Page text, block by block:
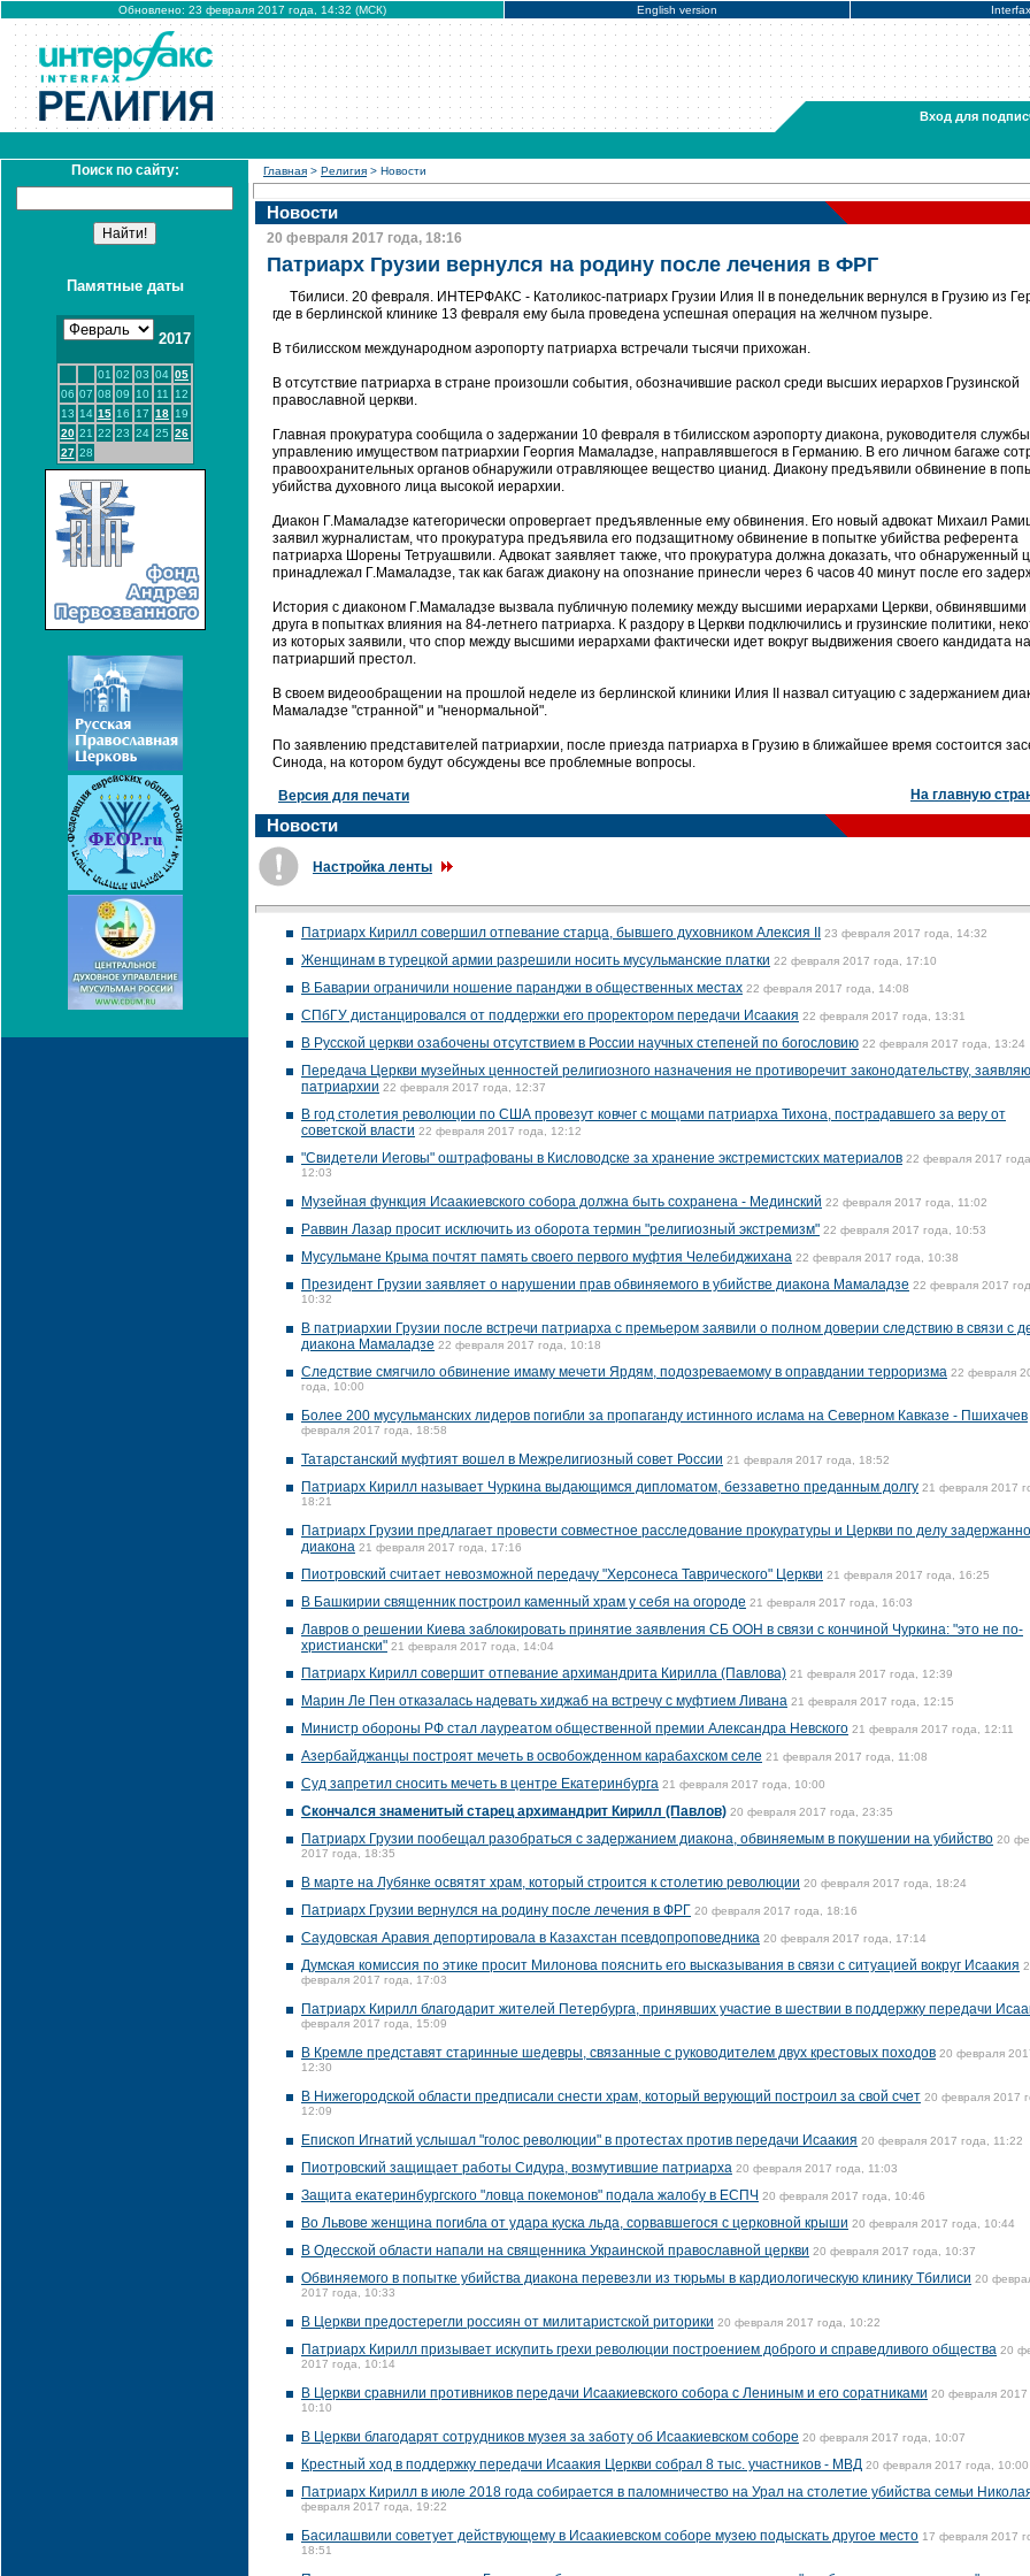
Обновлено: 23 февраля 2017 года, 14:32 (МСК) English version
Вход для
Поиск по сайту:
Памятные даты
2017
01 02 03 04 05
06 07 08 09 10 11
12
13 14 15 16 17 18 19
20 21 22 23 24 25 26
27 28
Главная > Религия > Новости
Новости
20 февраля 2017 года, 18:16
Патриарх Грузии вернулся на родину после лечения в ФРГ
Тбилиси. 20 февраля. ИНТЕРФАКС - Католикос-патриарх Грузии Илия II в понедельник вернулся в Грузию из
где в берлинской клинике 13 февраля ему была проведена успешная операция на желчном пузыре.
В тбилисском международном аэропорту патриарха встречали тысячи прихожан.
В отсутствие патриарха в стране произошли события, обозначившие раскол среди высших иерархов Грузинской
православной церкви.
Главная прокуратура сообщила о задержании 10 февраля в тбилисском аэропорту диакона, руководителя
управлению имуществом патриархии Георгия Мамаладзе, направлявшегося в Германию. В его личном багаже
правоохранительных органов обнаружили отравляющее вещество цианид. Диакону предъявили обвинение в
убийства духовного лица высокой иерархии.
Диакон Г.Мамаладзе категорически опровергает предъявленные ему обвинения. Его новый адвокат Михаил
заявил журналистам, что прокуратура предъявила его подзащитному обвинение в попытке убийства референта
патриарха Шорены Тетруашвили. Адвокат заявляет также, что прокуратура должна доказать, что обнаруженный
принадлежал Г.Мамаладзе, так как багаж диакону на опознание принесли через 6 часов 40 минут после его
История с диаконом Г.Мамаладзе вызвала публичную полемику между высшими иерархами Церкви, обвинявшими
друга в попытках влияния на 84-летнего патриарха. К раздору в Церкви подключились и грузинские политики,
из которых заявили, что спор между высшими иерархами фактически идет вокруг выдвижения своего кандидата на
патриарший престол.
В своем видеообращении на прошлой неделе из берлинской клиники Илия II назвал ситуацию с задержанием
Мамаладзе "странной" и "ненормальной".
По заявлению представителей патриархии, после приезда патриарха в Грузию в ближайшее время состоится
Синода, на котором будут обсуждены все проблемные вопросы.
Версия для печати На главную
Новости
Настройка ленты
Патриарх Кирилл совершил отпевание старца, бывшего духовником Алексия II 23 февраля 2017 года, 14:32
Женщинам в турецкой армии разрешили носить мусульманские платки 22 февраля 2017 года, 17:10
В Баварии ограничили ношение паранджи в общественных местах 22 февраля 2017 года, 14:08
СПбГУ дистанцировался от поддержки его проректором передачи Исаакия 22 февраля 2017 года, 13:31
В Русской церкви озабочены отсутствием в России научных степеней по богословию 22 февраля 2017 года, 13:24
Передача Церкви музейных ценностей религиозного назначения не противоречит законодательству,
патриархии 22 февраля 2017 года, 12:37
В год столетия революции по США провезут ковчег с мощами патриарха Тихона, пострадавшего за веру от
советской власти 22 февраля 2017 года, 12:12
"Свидетели Иеговы" оштрафованы в Кисловодске за хранение экстремистских материалов 22 февраля 2017 года,
12:03
Музейная функция Исаакиевского собора должна быть сохранена - Мединский 22 февраля 2017 года, 11:02
Раввин Лазар просит исключить из оборота термин "религиозный экстремизм" 22 февраля 2017 года, 10:53
Мусульмане Крыма почтят память своего первого муфтия Челебиджихана 22 февраля 2017 года, 10:38
Президент Грузии заявляет о нарушении прав обвиняемого в убийстве диакона Мамаладзе 22 февраля 2017
10:32
В патриархии Грузии после встречи патриарха с премьером заявили о полном доверии следствию в связи с
диакона Мамаладзе 22 февраля 2017 года, 10:18
Следствие смягчило обвинение имаму мечети Ярдям, подозреваемому в оправдании терроризма 22 февраля
года, 10:00
Более 200 мусульманских лидеров погибли за пропаганду истинного ислама на Северном Кавказе - Пшихачев
февраля 2017 года, 18:58
Татарстанский муфтият вошел в Межрелигиозный совет России 21 февраля 2017 года, 18:52
Патриарх Кирилл называет Чуркина выдающимся дипломатом, беззаветно преданным долгу 21 февраля 2017
18:21
Патриарх Грузии предлагает провести совместное расследование прокуратуры и Церкви по делу
диакона 21 февраля 2017 года, 17:16
Пиотровский считает невозможной передачу "Херсонеса Таврического" Церкви 21 февраля 2017 года, 16:25
В Башкирии священник построил каменный храм у себя на огороде 21 февраля 2017 года, 16:03
Лавров о решении Киева заблокировать принятие заявления СБ ООН в связи с кончиной Чуркина: "это не по-
христиански" 21 февраля 2017 года, 14:04
Патриарх Кирилл совершит отпевание архимандрита Кирилла (Павлова) 21 февраля 2017 года, 12:39
Марин Ле Пен отказалась надевать хиджаб на встречу с муфтием Ливана 21 февраля 2017 года, 12:15
Министр обороны РФ стал лауреатом общественной премии Александра Невского 21 февраля 2017 года, 12:11
Азербайджанцы построят мечеть в освобожденном карабахском селе 21 февраля 2017 года, 11:08
Суд запретил сносить мечеть в центре Екатеринбурга 21 февраля 2017 года, 10:00
Скончался знаменитый старец архимандрит Кирилл (Павлов) 20 февраля 2017 года, 23:35
Патриарх Грузии пообещал разобраться с задержанием диакона, обвиняемым в покушении на убийство 20
2017 года, 18:35
В марте на Лубянке освятят храм, который строится к столетию революции 20 февраля 2017 года, 18:24
Патриарх Грузии вернулся на родину после лечения в ФРГ 20 февраля 2017 года, 18:16
Саудовская Аравия депортировала в Казахстан псевдопроповедника 20 февраля 2017 года, 17:14
Думская комиссия по этике просит Милонова пояснить его высказывания в связи с ситуацией вокруг Исаакия
февраля 2017 года, 17:03
Патриарх Кирилл благодарит жителей Петербурга, принявших участие в шествии в поддержку передачи
февраля 2017 года, 15:09
В Кремле представят старинные шедевры, связанные с руководителем двух крестовых походов 20 февраля
12:30
В Нижегородской области предписали снести храм, который верующий построил за свой счет 20 февраля 2017
12:09
Епископ Игнатий услышал "голос революции" в протестах против передачи Исаакия 20 февраля 2017 года, 11:22
Пиотровский защищает работы Сидура, возмутившие патриарха 20 февраля 2017 года, 11:03
Защита екатеринбургского "ловца покемонов" подала жалобу в ЕСПЧ 20 февраля 2017 года, 10:46
Во Львове женщина погибла от удара куска льда, сорвавшегося с церковной крыши 20 февраля 2017 года, 10:44
В Одесской области напали на священника Украинской православной церкви 20 февраля 2017 года, 10:37
Обвиняемого в попытке убийства диакона перевезли из тюрьмы в кардиологическую клинику Тбилиси 20
2017 года, 10:33
В Церкви предостерегли россиян от милитаристской риторики 20 февраля 2017 года, 10:22
Патриарх Кирилл призывает искупить грехи революции построением доброго и справедливого общества 20
2017 года, 10:14
В Церкви сравнили противников передачи Исаакиевского собора с Лениным и его соратниками 20 февраля 2017
10:10
В Церкви благодарят сотрудников музея за заботу об Исаакиевском соборе 20 февраля 2017 года, 10:07
Крестный ход в поддержку передачи Исаакия Церкви собрал 8 тыс. участников - МВД 20 февраля 2017 года, 10:00
Патриарх Кирилл в июле 2018 года собирается в паломничество на Урал на столетие убийства семьи Николая
февраля 2017 года, 19:22
Басилашвили советует действующему в Исаакиевском соборе музею подыскать другое место 17 февраля 2017
18:51